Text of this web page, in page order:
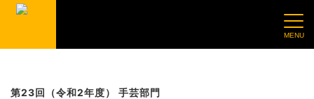
第23回（令和2年度） 手芸部門